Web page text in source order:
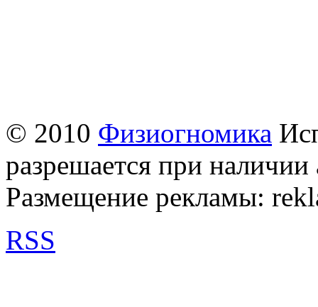
© 2010 Физиогномика
разрешается при
Размещение рекламы:
RSS